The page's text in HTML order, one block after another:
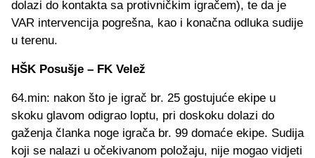
dolazi do kontakta sa protivničkim igračem), te da je
VAR intervencija pogrešna, kao i konačna odluka sudije
u terenu.
HŠK Posušje – FK Velež
64.min: nakon što je igrač br. 25 gostujuće ekipe u
skoku glavom odigrao loptu, pri doskoku dolazi do
gaženja članka noge igrača br. 99 domaće ekipe. Sudija
koji se nalazi u očekivanom položaju, nije mogao vidjeti